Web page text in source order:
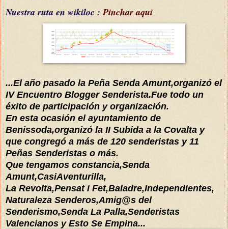
Nuestra ruta en wikiloc :Pinchar aqui
...El año pasado la Peña Senda Amunt,organizó el
IV Encuentro Blogger Senderista.Fue todo un
éxito de participación y organización.
En esta ocasión el ayuntamiento de
Benissoda,organizó la II Subida a la Covalta y
que congregó a más de 120 senderistas y 11
Peñas Senderistas o más.
Que tengamos constancia,Senda
Amunt,CasiAventurilla,
La Revolta,Pensat i Fet,Baladre,Independientes,
Naturaleza Senderos,Amig@s del
Senderismo,Senda La Palla,Senderistas
Valencianos y Esto Se Empina...